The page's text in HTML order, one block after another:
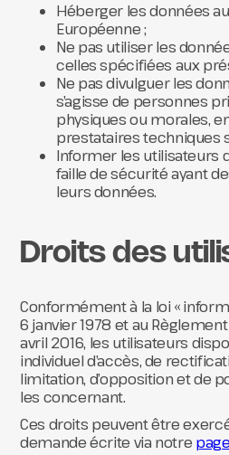
Héberger les données
Européenne ;
Ne pas utiliser les
celles spécifiées aux
Ne pas divulguer les
s’agisse de personnes
physiques ou morales,
prestataires techniques
Informer les utilisateurs
faille de sécurité ayant
leurs données.
Droits des
Conformément à la loi «
6 janvier 1978 et au
avril 2016, les utilisateurs
individuel d’accès, de
limitation, d’opposition et de
les concernant.
Ces droits peuvent être
demande écrite via notre